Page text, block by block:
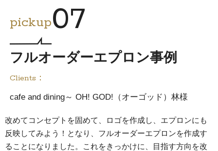
pickup07
フルオーダーエプロン事例
Clients：
cafe and dining～ OH! GOD!（オーゴッド）林様
改めてコンセプトを固めて、ロゴを作成し、エプロンにも
反映してみよう！となり、フルオーダーエプロンを作成す
ることになりました。これをきっかけに、目指す方向を改